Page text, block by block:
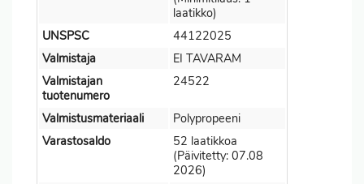
laatikko)
UNSPSC
44122025
Valmistaja
EI TAVARAM
Valmistajan
tuotenumero
24522
Valmistusmateriaali
Polypropeeni
Varastosaldo
52 laatikkoa
(Päivitetty: 07.08
2026)